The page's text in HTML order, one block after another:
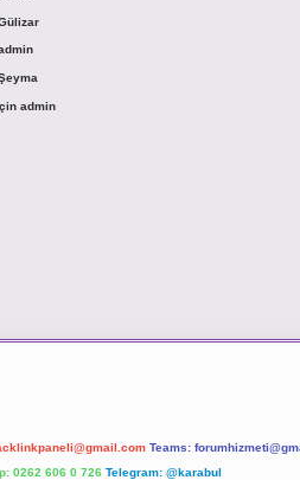
admin
Teams:
0262 606 0 726 Telegram: @karabul